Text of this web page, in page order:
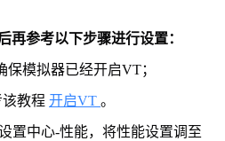
再参考以下步骤进行设置：
保模拟器已经开启VT；
教程 开启VT 。
置中心-性能，将性能设置调至